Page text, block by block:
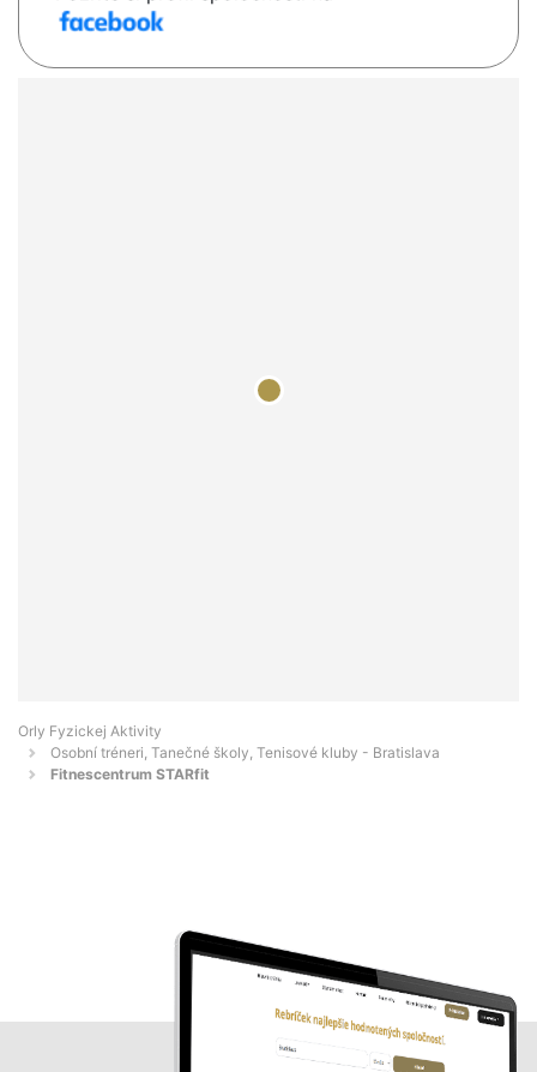
Orly Fyzickej Aktivity
Osobní tréneri, Tanečné školy, Tenisové kluby - Bratislava
Fitnescentrum STARfit